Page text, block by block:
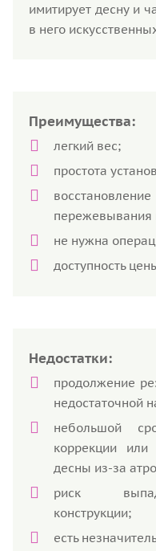
имитирует десну и
в него
Преимущества:
легкий вес;
простота
пережевывания
не нужна
доступность
Недостатки:
продолжение
недостаточной
небольшой
коррекции
десны из-за
риск
конструкции;
есть